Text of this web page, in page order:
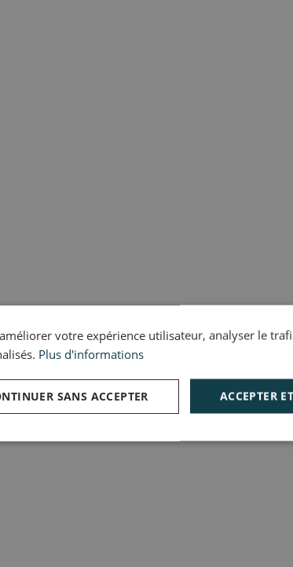
votre expérience utilisateur, analyser le
Plus d'informations
ACCEPTER
SANS ACCEPTER